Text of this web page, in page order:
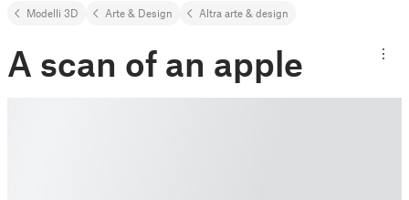
Modelli 3D Arte & Design Altra arte & design
A scan of an apple